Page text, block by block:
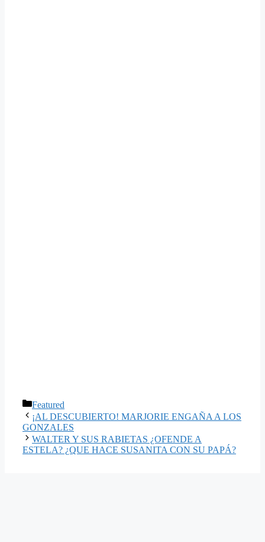
Categorías
Featured
¡AL DESCUBIERTO! MARJORIE ENGAÑA A LOS
GONZALES
WALTER Y SUS RABIETAS ¿OFENDE A
ESTELA? ¿QUE HACE SUSANITA CON SU PAPÁ?